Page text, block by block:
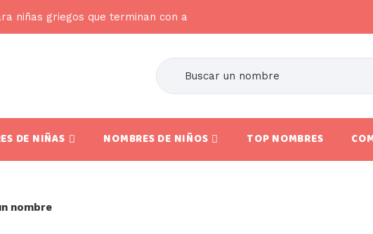
niñas griegos que terminan con a
DE NIÑAS NOMBRES DE NIÑOS TOP NOMBRES
nombre